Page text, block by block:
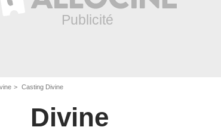
Casting Divine
Divine